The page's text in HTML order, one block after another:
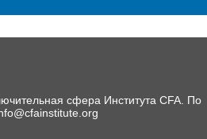
сфера Института CFA. По